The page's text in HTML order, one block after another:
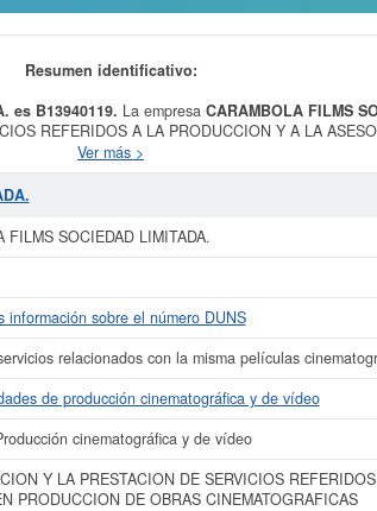
Resumen identificativo:
es B13940119. La empresa CARAMBOLA FILMS
REFERIDOS A LA PRODUCCION Y A LA
empresa está incluida dentro de la categoría
de Clasificación de actividades empresariales,
ficha de empresa ha sido consultada 25 veces,
aproximado de 0 a 3.100 €. Esta empresa
FILMS SOCIEDAD LIMITADA. puede
y consultar los resultados de sus años de actividad,
resultados disponibles.
del informe de empresa se ha realizado el 07/05/2026.
Ver más >
FILMS SOCIEDAD LIMITADA.
información sobre el número DUNS
relacionados con la misma películas
de producción cinematográfica y de vídeo
cinematográfica y de vídeo
Y LA PRESTACION DE SERVICIOS
PRODUCCION DE OBRAS CINEMATOGRAFICAS